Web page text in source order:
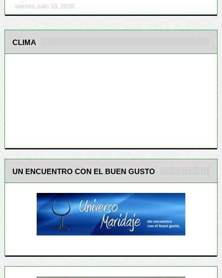
viernes, julio 10, 2026
CLIMA
UN ENCUENTRO CON EL BUEN GUSTO